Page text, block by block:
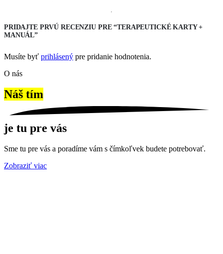
PRIDAJTE PRVÚ RECENZIU PRE “TERAPEUTICKÉ KARTY +
MANUÁL”
Musíte byť prihlásený pre pridanie hodnotenia.
O nás
Náš tím
je tu pre vás
Sme tu pre vás a poradíme vám s čímkoľvek budete potrebovať.
Zobraziť viac